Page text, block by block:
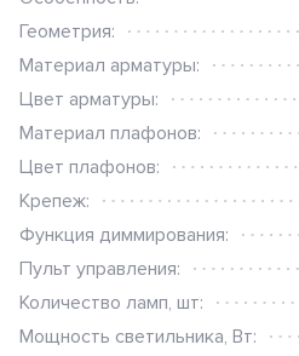
Геометрия:
Материал арматуры:
Цвет арматуры:
Материал плафонов:
Цвет плафонов:
Крепеж:
Функция диммирования:
Пульт управления:
Количество ламп, шт:
Мощность светильника, Вт: